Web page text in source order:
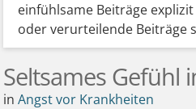
einfühlsame Beiträge
oder verurteilende Beiträge
Seltsames Gefühl
inAngst vor Krankheiten